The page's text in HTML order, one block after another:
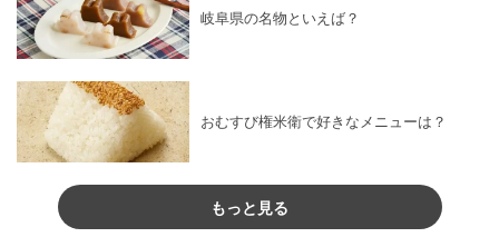
岐阜県の名物といえば？
おむすび権米衛で好きなメニューは？
もっと見る